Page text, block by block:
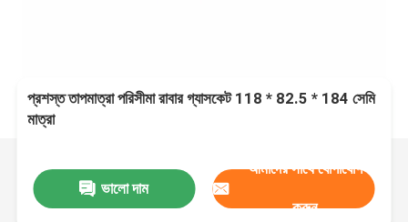
প্রশস্ত তাপমাত্রা পরিসীমা রাবার গ্যাসকেট 118 * 82.5 * 184 সেমি
মাত্রা
ভালো দাম
আমাদের সাথে যোগাযোগ
করুন